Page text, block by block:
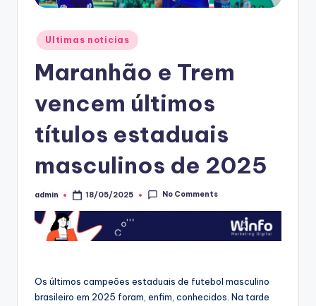
Posted
in
Ultimas noticias
Maranhão e Trem
vencem últimos
títulos estaduais
masculinos de 2025
Posted
admin 18/05/2025 No Comments
Os últimos campeões estaduais de futebol masculino
brasileiro em 2025 foram, enfim, conhecidos. Na tarde